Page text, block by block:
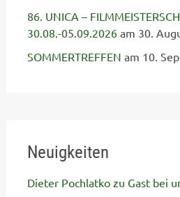
86. UNICA –
30.08.-05.09.2026am 30.
SOMMERTREFFEN am 10.
Neuigkeiten
Dieter Pochlatko zu Gast bei